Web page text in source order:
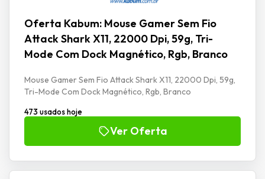
Oferta Kabum: Mouse Gamer Sem Fio
Attack Shark X11, 22000 Dpi, 59g, Tri-
Mode Com Dock Magnético, Rgb, Branco
Mouse Gamer Sem Fio Attack Shark X11, 22000 Dpi, 59g,
Tri-Mode Com Dock Magnético, Rgb, Branco
473 usados hoje
Ver Oferta